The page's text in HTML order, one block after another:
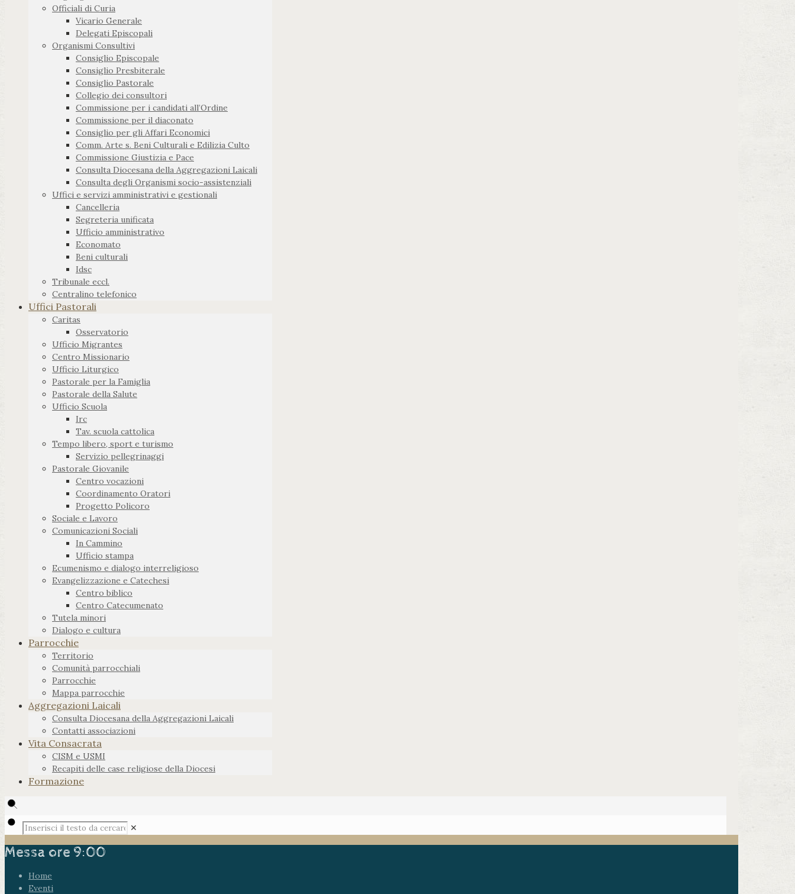
Officiali di Curia
Vicario Generale
Delegati Episcopali
Organismi Consultivi
Consiglio Episcopale
Consiglio Presbiterale
Consiglio Pastorale
Collegio dei consultori
Commissione per i candidati all’Ordine
Commissione per il diaconato
Consiglio per gli Affari Economici
Comm. Arte s. Beni Culturali e Edilizia Culto
Commissione Giustizia e Pace
Consulta Diocesana della Aggregazioni Laicali
Consulta degli Organismi socio-assistenziali
Uffici e servizi amministrativi e gestionali
Cancelleria
Segreteria unificata
Ufficio amministrativo
Economato
Beni culturali
Idsc
Tribunale eccl.
Centralino telefonico
Uffici Pastorali
Caritas
Osservatorio
Ufficio Migrantes
Centro Missionario
Ufficio Liturgico
Pastorale per la Famiglia
Pastorale della Salute
Ufficio Scuola
Irc
Tav. scuola cattolica
Tempo libero, sport e turismo
Servizio pellegrinaggi
Pastorale Giovanile
Centro vocazioni
Coordinamento Oratori
Progetto Policoro
Sociale e Lavoro
Comunicazioni Sociali
In Cammino
Ufficio stampa
Ecumenismo e dialogo interreligioso
Evangelizzazione e Catechesi
Centro biblico
Centro Catecumenato
Tutela minori
Dialogo e cultura
Parrocchie
Territorio
Comunità parrocchiali
Parrocchie
Mappa parrocchie
Aggregazioni Laicali
Consulta Diocesana della Aggregazioni Laicali
Contatti associazioni
Vita Consacrata
CISM e USMI
Recapiti delle case religiose della Diocesi
Formazione
✕
Messa ore 9:00
Home
Eventi